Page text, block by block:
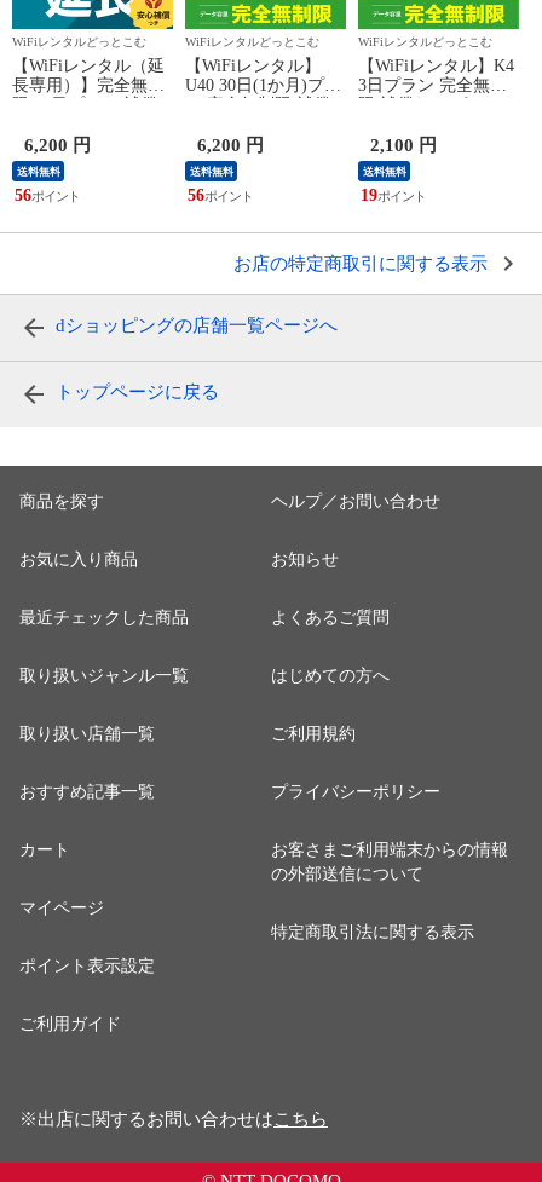
WiFiレンタルどっとこむ
【WiFiレンタル（延
長専用）】完全無制
6,200 円
送料無料
56
WiFiレンタルどっとこむ
【WiFiレンタル】
U40 30日(1か月)プラ
wi-fiルーター docomo
Softbank au 楽天 マル
チキャリア対応 入院
国内旅行 出張 テレ
6,200 円
送料無料
56
WiFiレンタルどっとこむ
【WiFiレンタル】K4
3日プラン 完全無制
docomo Softbank au
楽天 マルチキャリア
対応 入院 国内旅行
出張 テレワーク 自
2,100 円
送料無料
19
お店の特定商取引に関する表示
dショッピングの店舗一覧ページへ
トップページに戻る
商品を探す
お気に入り商品
最近チェックした商品
取り扱いジャンル一覧
取り扱い店舗一覧
おすすめ記事一覧
カート
マイページ
ポイント表示設定
ご利用ガイド
ヘルプ／お問い合わせ
お知らせ
よくあるご質問
はじめての方へ
ご利用規約
プライバシーポリシー
お客さまご利用端末からの情報
の外部送信について
特定商取引法に関する表示
※出店に関するお問い合わせはこちら